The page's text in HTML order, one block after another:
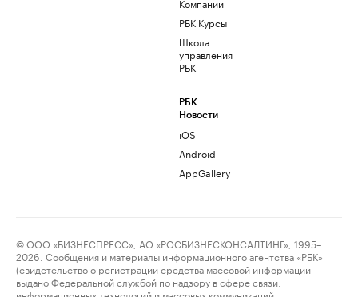
РБК Курсы
Школа
управления
РБК
РБК
Новости
iOS
Android
AppGallery
© ООО «БИЗНЕСПРЕСС», АО «РОСБИЗНЕСКОНСАЛТИНГ», 1995–
2026. Сообщения и материалы информационного агентства «РБК»
(свидетельство о регистрации средства массовой информации
выдано Федеральной службой по надзору в сфере связи,